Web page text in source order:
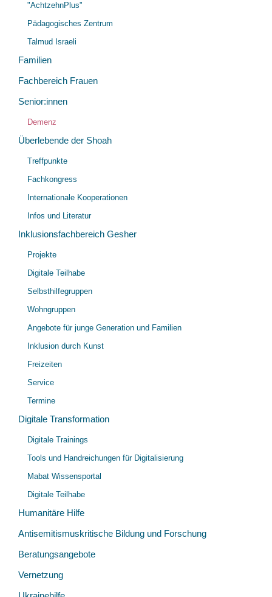
"AchtzehnPlus"
Pädagogisches Zentrum
Talmud Israeli
Familien
Fachbereich Frauen
Senior:innen
Demenz
Überlebende der Shoah
Treffpunkte
Fachkongress
Internationale Kooperationen
Infos und Literatur
Inklusionsfachbereich Gesher
Projekte
Digitale Teilhabe
Selbsthilfegruppen
Wohngruppen
Angebote für junge Generation und Familien
Inklusion durch Kunst
Freizeiten
Service
Termine
Digitale Transformation
Digitale Trainings
Tools und Handreichungen für Digitalisierung
Mabat Wissensportal
Digitale Teilhabe
Humanitäre Hilfe
Antisemitismuskritische Bildung und Forschung
Beratungsangebote
Vernetzung